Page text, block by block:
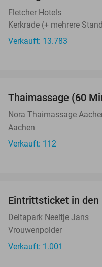
Fletcher Hotels
Kerkrade (+ mehrere
Verkauft: 13.783
Thaimassage (60
Nora Thaimassage
Aachen
Verkauft: 112
Eintrittsticket in
Deltapark Neeltje Jans
Vrouwenpolder
Verkauft: 1.001